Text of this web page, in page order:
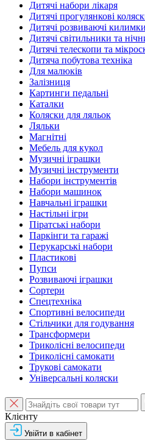
Дитячі набори лікаря
Дитячі прогулянкові
Дитячі розвиваючі килимки
Дитячі світильники та
Дитячі телескопи та
Дитяча побутова техніка
Для малюків
Залізниця
Картинги педальні
Каталки
Коляски для ляльок
Ляльки
Магнітні
Мебель для кукол
Музичні іграшки
Музичні інструменти
Набори інструментів
Набори машинок
Навчальні іграшки
Настільні ігри
Піратські набори
Паркінги та гаражі
Перукарські набори
Пластикові
Пупси
Розвиваючі іграшки
Сортери
Спецтехніка
Спортивні велосипеди
Стільчики для годування
Трансформери
Триколісні велосипеди
Триколісні самокати
Трукові самокати
Універсальні коляски
Клієнту
Увійти в кабінет